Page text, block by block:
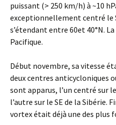
puissant (> 250 km/h) à ~10
exceptionnellement centré le
s’étendant entre 60et 40°N.
Pacifique.
Début novembre, sa vitesse
deux centres anticycloniques
sont apparus, l’un centré sur
l’autre sur le SE de la Sibérie.
vortex était déjà une des plus